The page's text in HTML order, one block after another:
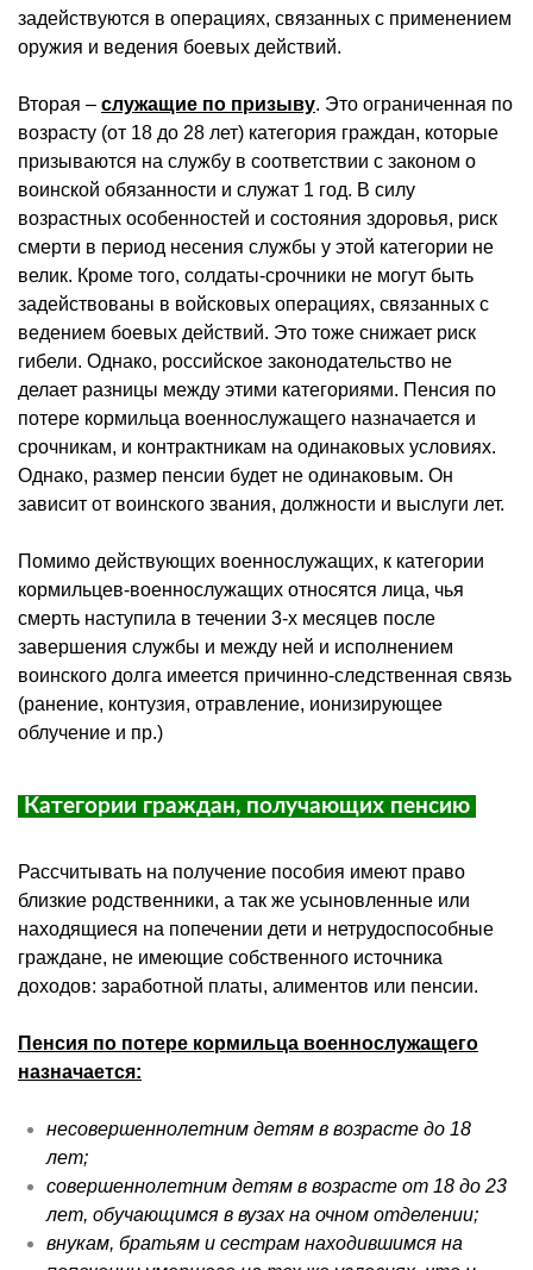
задействуются в операциях, связанных с применением
оружия и ведения боевых действий.
Вторая – служащие по призыву. Это ограниченная по
возрасту (от 18 до 28 лет) категория граждан, которые
призываются на службу в соответствии с законом о
воинской обязанности и служат 1 год. В силу
возрастных особенностей и состояния здоровья, риск
смерти в период несения службы у этой категории не
велик. Кроме того, солдаты-срочники не могут быть
задействованы в войсковых операциях, связанных с
ведением боевых действий. Это тоже снижает риск
гибели. Однако, российское законодательство не
делает разницы между этими категориями. Пенсия по
потере кормильца военнослужащего назначается и
срочникам, и контрактникам на одинаковых условиях.
Однако, размер пенсии будет не одинаковым. Он
зависит от воинского звания, должности и выслуги лет.
Помимо действующих военнослужащих, к категории
кормильцев-военнослужащих относятся лица, чья
смерть наступила в течении 3-х месяцев после
завершения службы и между ней и исполнением
воинского долга имеется причинно-следственная связь
(ранение, контузия, отравление, ионизирующее
облучение и пр.)
Категории граждан, получающих пенсию
Рассчитывать на получение пособия имеют право
близкие родственники, а так же усыновленные или
находящиеся на попечении дети и нетрудоспособные
граждане, не имеющие собственного источника
доходов: заработной платы, алиментов или пенсии.
Пенсия по потере кормильца военнослужащего
назначается:
несовершеннолетним детям в возрасте до 18
лет;
совершеннолетним детям в возрасте от 18 до 23
лет, обучающимся в вузах на очном отделении;
внукам, братьям и сестрам находившимся на